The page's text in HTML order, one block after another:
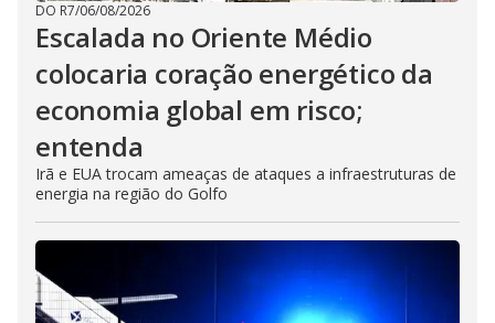
DO R7/06/08/2026
Escalada no Oriente Médio
colocaria coração energético da
economia global em risco;
entenda
Irã e EUA trocam ameaças de ataques a infraestruturas de
energia na região do Golfo